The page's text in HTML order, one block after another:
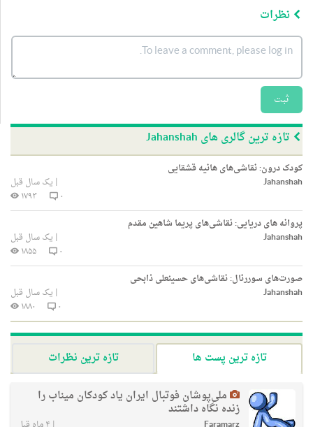
نظرات
ثبت
تازه ترین گالری های Jahanshah
کودک درون: نقاشی‌های هانیه قشقایی
Jahanshah
| یک سال قبل
۰
۱۷۹۳
پروانه های دریایی: نقاشی‌های پریما شاهین مقدم
Jahanshah
| یک سال قبل
۰
۱۸۵۵
صورت‌های سوررئال: نقاشی‌های حسینعلی ذابحی
Jahanshah
| یک سال قبل
۰
۱۸۸۰
تازه ترین پست ها
تازه ترین نظرات
ملی‌پوشان فوتبال ایران یاد کودکان میناب را
زنده نگاه داشتند